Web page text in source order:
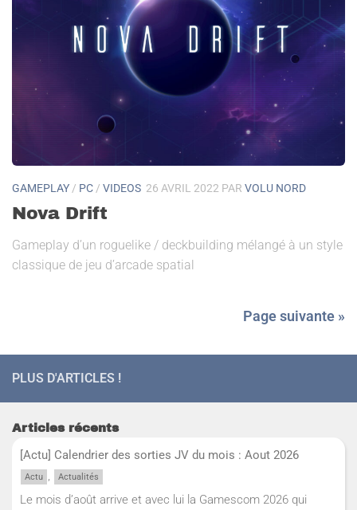
GAMEPLAY / PC / VIDEOS 26 AVRIL 2022 PAR VOLU NORD
Nova Drift
Gameplay d’un roguelike / deckbuilding mélangé à un style
classique de jeu d’arcade spatial
Page suivante »
PLUS D'ARTICLES !
Articles récents
[Actu] Calendrier des sorties JV du mois : Aout 2026
Actu , Actualités
Le mois d’août arrive et avec lui la Gamescom 2026 qui